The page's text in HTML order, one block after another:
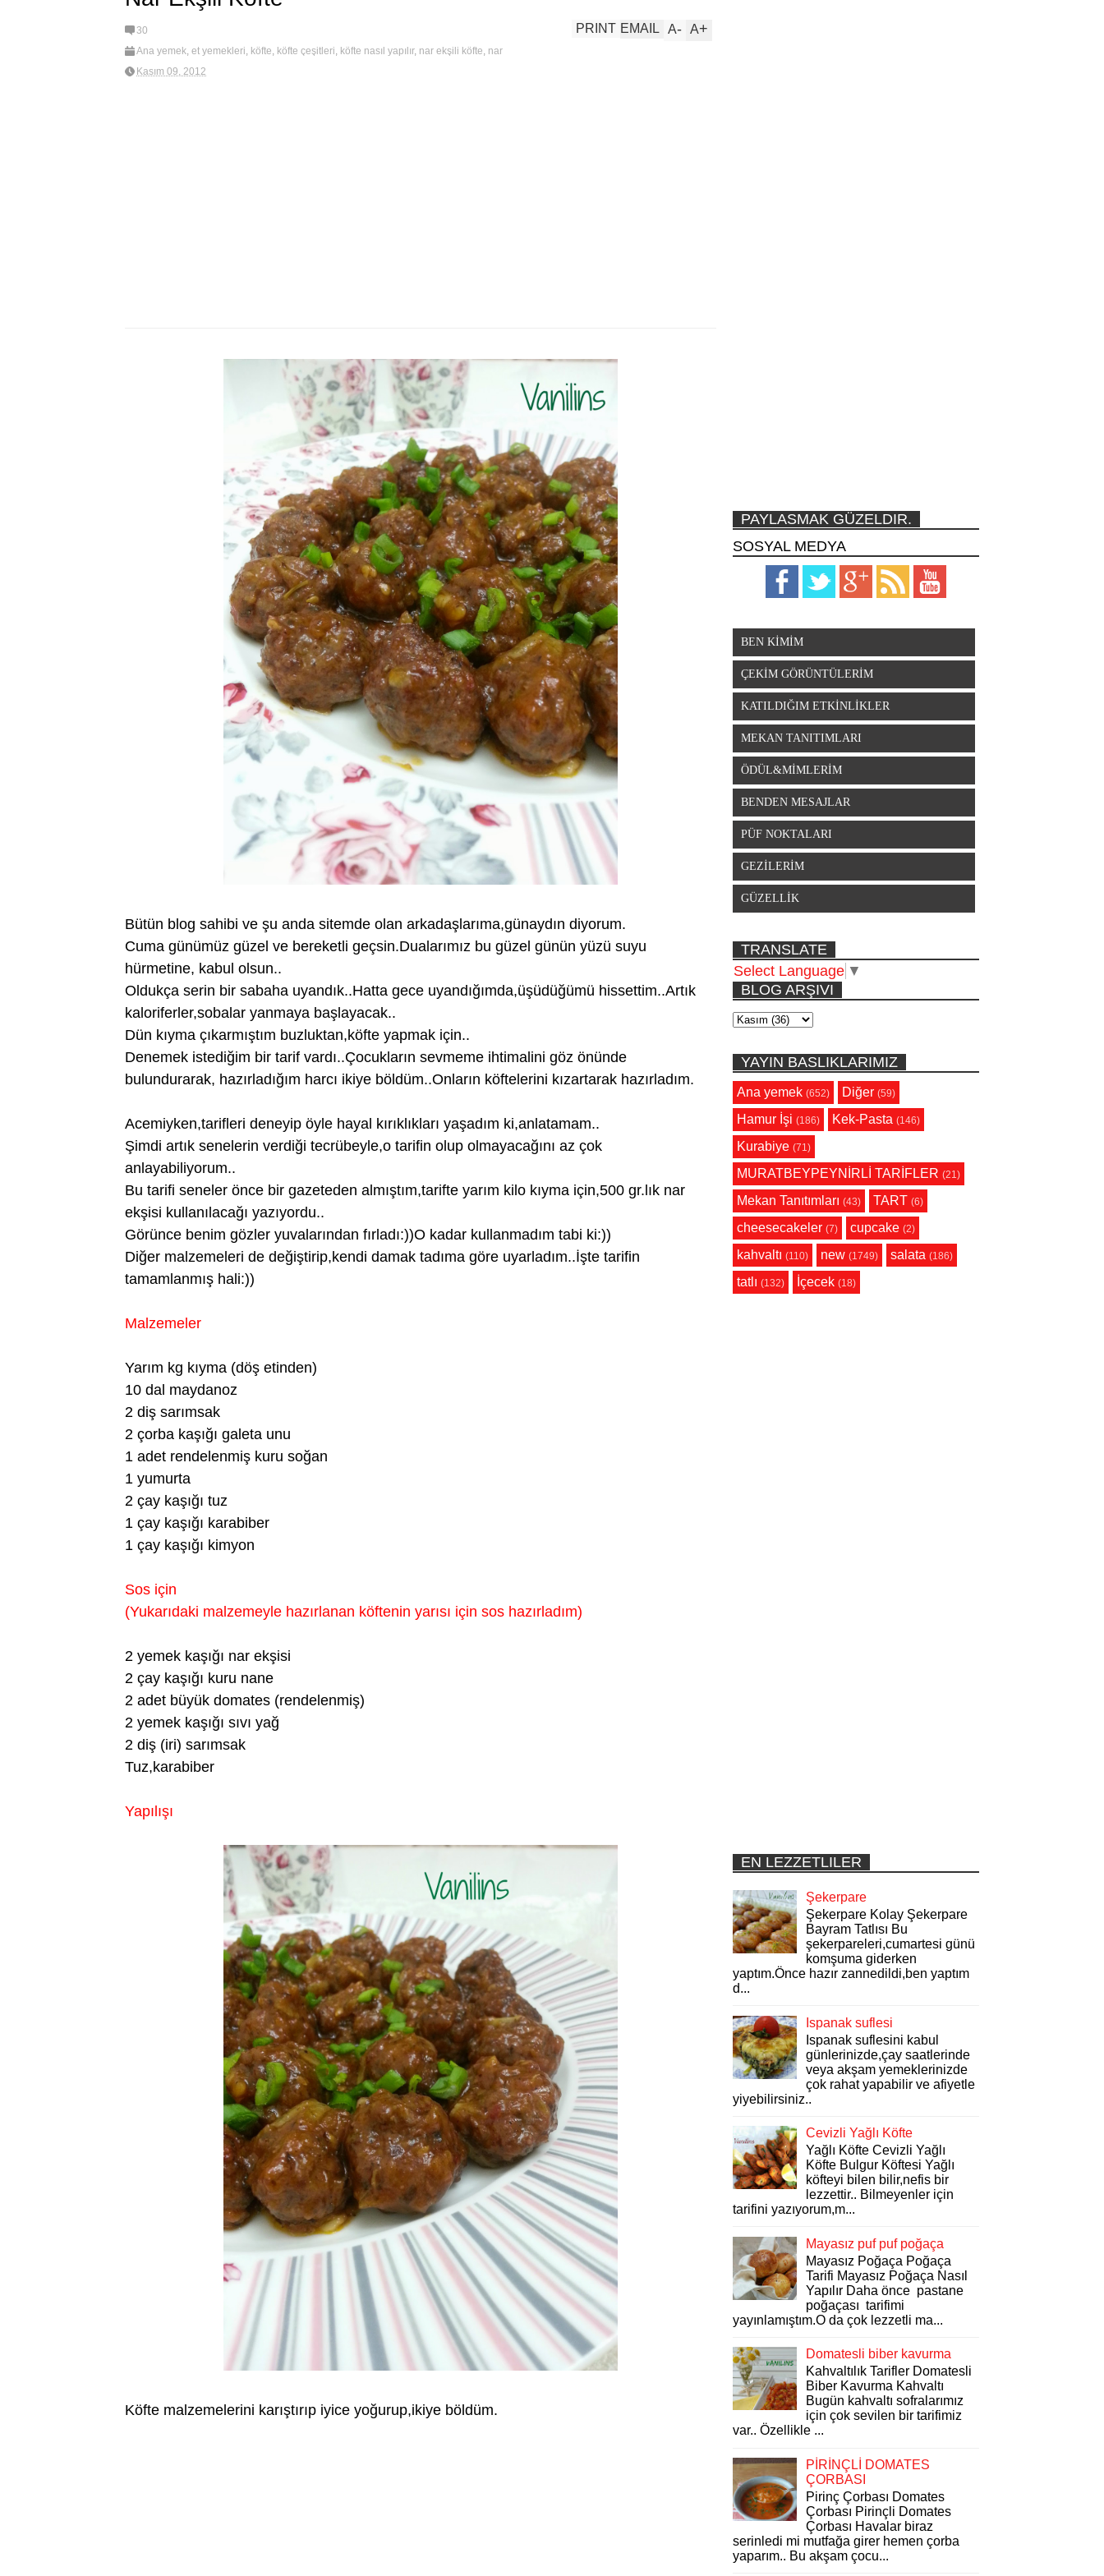
30
Ana yemek, et yemekleri, köfte, köfte çeşitleri, köfte nasıl yapılır, nar ekşili köfte, nar
Kasım 09, 2012
A+
A-
EMAIL
PRINT
Bütün blog sahibi ve şu anda sitemde olan arkadaşlarıma,günaydın diyorum.
Cuma günümüz güzel ve bereketli geçsin.Dualarımız bu güzel günün yüzü suyu
hürmetine, kabul olsun..
Oldukça serin bir sabaha uyandık..Hatta gece uyandığımda,üşüdüğümü hissettim..Artık
kaloriferler,sobalar yanmaya başlayacak..
Dün kıyma çıkarmıştım buzluktan,köfte yapmak için..
Denemek istediğim bir tarif vardı..Çocukların sevmeme ihtimalini göz önünde
bulundurarak, hazırladığım harcı ikiye böldüm..Onların köftelerini kızartarak hazırladım.
Acemiyken,tarifleri deneyip öyle hayal kırıklıkları yaşadım ki,anlatamam..
Şimdi artık senelerin verdiği tecrübeyle,o tarifin olup olmayacağını az çok
anlayabiliyorum..
Bu tarifi seneler önce bir gazeteden almıştım,tarifte yarım kilo kıyma için,500 gr.lık nar
ekşisi kullanılacağı yazıyordu..
Görünce benim gözler yuvalarından fırladı:))O kadar kullanmadım tabi ki:))
Diğer malzemeleri de değiştirip,kendi damak tadıma göre uyarladım..İşte tarifin
tamamlanmış hali:))
Malzemeler
Yarım kg kıyma (döş etinden)
10 dal maydanoz
2 diş sarımsak
2 çorba kaşığı galeta unu
1 adet rendelenmiş kuru soğan
1 yumurta
2 çay kaşığı tuz
1 çay kaşığı karabiber
1 çay kaşığı kimyon
Sos için
(Yukarıdaki malzemeyle hazırlanan köftenin yarısı için sos hazırladım)
2 yemek kaşığı nar ekşisi
2 çay kaşığı kuru nane
2 adet büyük domates (rendelenmiş)
2 yemek kaşığı sıvı yağ
2 diş (iri) sarımsak
Tuz,karabiber
Yapılışı
Köfte malzemelerini karıştırıp iyice yoğurup,ikiye böldüm.
PAYLASMAK GÜZELDIR.
SOSYAL MEDYA
BEN KİMİM
ÇEKİM GÖRÜNTÜLERİM
KATILDIĞIM ETKİNLİKLER
MEKAN TANITIMLARI
ÖDÜL&MİMLERİM
BENDEN MESAJLAR
PÜF NOKTALARI
GEZİLERİM
GÜZELLİK
TRANSLATE
Select Language ▼
BLOG ARŞIVI
YAYIN BASLIKLARIMIZ
Ana yemek (652) Diğer (59)
Hamur İşi (186) Kek-Pasta (146)
Kurabiye (71)
MURATBEYPEYNİRLİ TARİFLER (21)
Mekan Tanıtımları (43) TART (6)
cheesecakeler (7) cupcake (2)
kahvaltı (110) new (1749) salata (186)
tatlı (132) İçecek (18)
EN LEZZETLILER
Şekerpare
Şekerpare Kolay Şekerpare
Bayram Tatlısı Bu
şekerpareleri,cumartesi günü
komşuma giderken
yaptım.Önce hazır zannedildi,ben yaptım
d...
Ispanak suflesi
Ispanak suflesini kabul
günlerinizde,çay saatlerinde
veya akşam yemeklerinizde
çok rahat yapabilir ve afiyetle
yiyebilirsiniz..
Cevizli Yağlı Köfte
Yağlı Köfte Cevizli Yağlı
Köfte Bulgur Köftesi Yağlı
köfteyi bilen bilir,nefis bir
lezzettir.. Bilmeyenler için
tarifini yazıyorum,m...
Mayasız puf puf poğaça
Mayasız Poğaça Poğaça
Tarifi Mayasız Poğaça Nasıl
Yapılır Daha önce pastane
poğaçası tarifimi
yayınlamıştım.O da çok lezzetli ma...
Domatesli biber kavurma
Kahvaltılık Tarifler Domatesli
Biber Kavurma Kahvaltı
Bugün kahvaltı sofralarımız
için çok sevilen bir tarifimiz
var.. Özellikle ...
PİRİNÇLİ DOMATES
ÇORBASI
Pirinç Çorbası Domates
Çorbası Pirinçli Domates
Çorbası Havalar biraz
serinledi mi mutfağa girer hemen çorba
yaparım.. Bu akşam çocu...